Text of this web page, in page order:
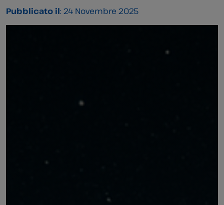
Pubblicato il: 24 Novembre 2025